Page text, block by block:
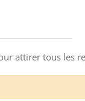
attirer tous les